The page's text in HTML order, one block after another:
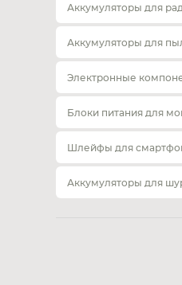
Аккумуляторы для
Аккумуляторы для
Электронные
Блоки питания для
Шлейфы для
Аккумуляторы для